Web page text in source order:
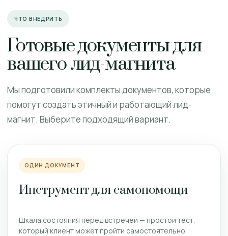
ЧТО ВНЕДРИТЬ
Готовые документы для
вашего лид-магнита
Мы подготовили комплекты документов, которые
помогут создать этичный и работающий лид-
магнит. Выберите подходящий вариант.
ОДИН ДОКУМЕНТ
Инструмент для самопомощи
Шкала состояния перед встречей — простой тест,
который клиент может пройти самостоятельно.